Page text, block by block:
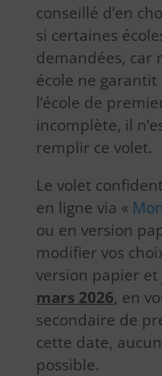
conseillé d’en
si certaines
demandées, car
école ne garantit
l’école de
incomplète, il
remplir ce volet.
Le volet
en ligne via «
ou en version
modifier vos
version papier et
mars 2026, en
secondaire de
cette date,
possible.